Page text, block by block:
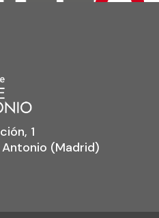
1
Antonio (Madrid)